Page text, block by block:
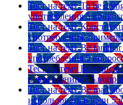
Тест на тему To be
употребления 5
Тест на тему
употребления,
Тест на тему Be familiar
употребления 5
Тест на тему
в чем разница? 5
Тест на тему Be mad
использовать в речи 5